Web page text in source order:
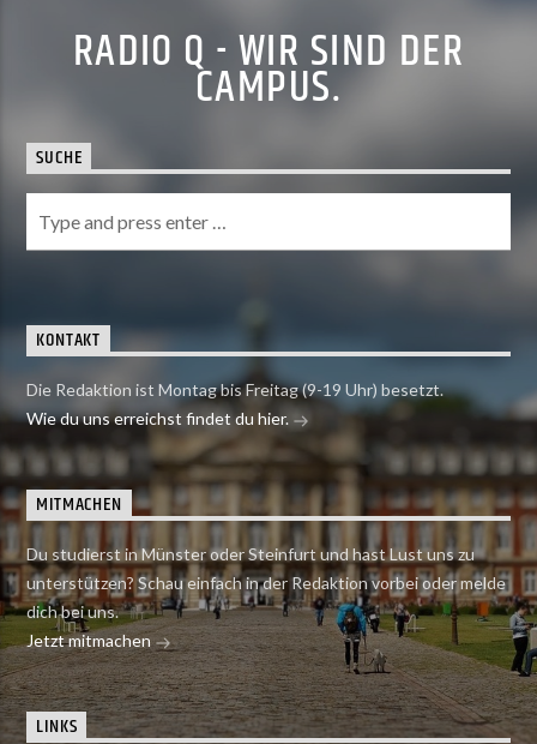
RADIO Q - WIR SIND DER
CAMPUS.
SUCHE
KONTAKT
Die Redaktion ist Montag bis Freitag (9-19 Uhr) besetzt.
Wie du uns erreichst findet du hier.
MITMACHEN
Du studierst in Münster oder Steinfurt und hast Lust uns zu
unterstützen? Schau einfach in der Redaktion vorbei oder melde
dich bei uns.
Jetzt mitmachen
LINKS